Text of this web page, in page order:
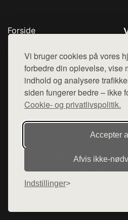
Vi bruger cookies på vores
forbedre din oplevelse, vise
indhold og analysere
siden fungerer bedre – ikke
Cookie- og privatlivspolitik.
Accepter
Afvis
Indstillinger
Forside
Top Rabatter
Kontakt
Denne side er en del af want.dk,
hjemmesider med præsentation af
diverse webshops. Der sælges ikke
henviser til de shops, som sælger
varerne på lager.